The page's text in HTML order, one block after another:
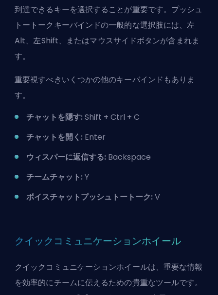
到達できるキーを選択することが重要です。プッシュ
トートークキーバインドの一般的な選択肢には、左
Alt、左Shift、またはマウスサイドボタンが含まれま
す。
重要視すべきいくつかの他のキーバインドもありま
す。
チャットを隠す:Shift + Ctrl + C
チャットを開く: Enter
ウィスパーに返信する: Backspace
チームチャット:Y
ボイスチャットプッシュトートーク:V
クイックコミュニケーションホイール
クイックコミュニケーションホイールは、重要な情報
を効率的にチームに伝えるための貴重なツールです。